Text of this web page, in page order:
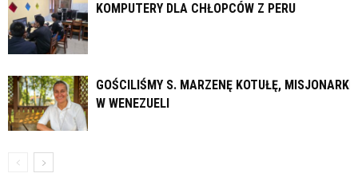
KOMPUTERY DLA CHŁOPCÓW Z PERU
GOŚCILIŚMY S. MARZENĘ KOTUŁĘ, MISJONARKĘ
W WENEZUELI